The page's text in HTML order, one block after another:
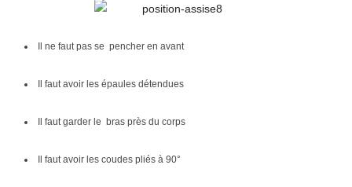
Il ne faut pas se pencher en avant
Il faut avoir les épaules détendues
Il faut garder le bras près du corps
Il faut avoir les coudes pliés à 90°